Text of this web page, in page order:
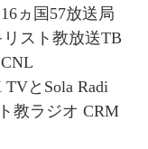
ヵ国57放送局
スト教放送TB
とSola Radi
教ラジオ CRM